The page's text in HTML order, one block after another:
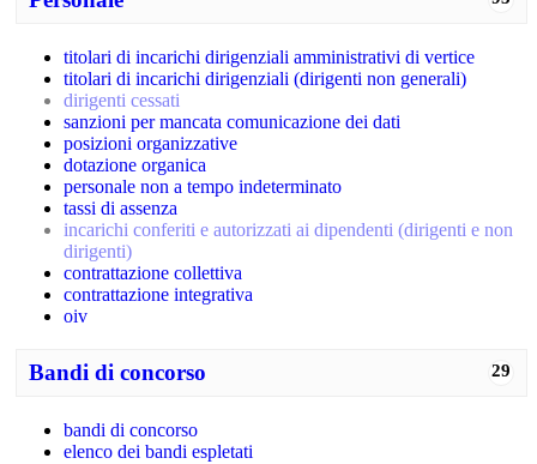
titolari di incarichi dirigenziali amministrativi di vertice
titolari di incarichi dirigenziali (dirigenti non generali)
dirigenti cessati
sanzioni per mancata comunicazione dei dati
posizioni organizzative
dotazione organica
personale non a tempo indeterminato
tassi di assenza
incarichi conferiti e autorizzati ai dipendenti (dirigenti e non
dirigenti)
contrattazione collettiva
contrattazione integrativa
oiv
29
Bandi di concorso
bandi di concorso
elenco dei bandi espletati